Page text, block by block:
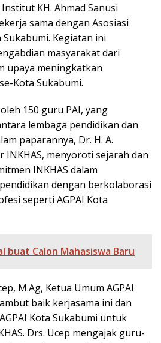
KH. Ahmad Sanusi
sama dengan Asosiasi
Sukabumi. Kegiatan ini
masyarakat dari
upaya meningkatkan
Kota Sukabumi.
150 guru PAI, yang
lembaga pendidikan dan
paparannya, Dr. H. A.
INKHAS, menyoroti sejarah dan
INKHAS dalam
dengan berkolaborasi
seperti AGPAI Kota
buat Calon Mahasiswa Baru
M.Ag, Ketua Umum AGPAI
baik kerjasama ini dan
Kota Sukabumi untuk
Drs. Ucep mengajak guru-